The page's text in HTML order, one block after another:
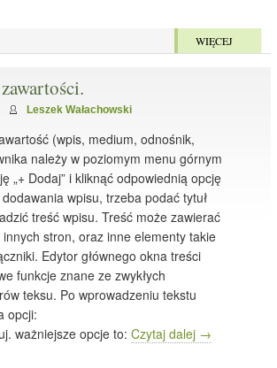
WIĘCEJ
Leszek Wałachowski
(wpis, medium, odnośnik,
należy w poziomym menu górnym
„+ Dodaj” i kliknąć odpowiednią opcję
wpisu, trzeba podać tytuł
treść wpisu. Treść może zawierać
stron, oraz inne elementy takie
Edytor głównego okna treści
funkcje znane ze zwykłych
teksu. Po wprowadzeniu tekstu
opcji:
ważniejsze opcje to:Czytaj dalej →